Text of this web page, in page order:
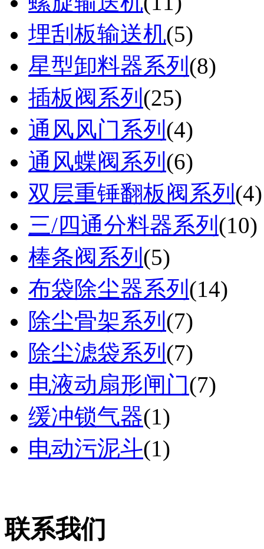
埋刮板输送机(5)
星型卸料器系列 (8)
插板阀系列 (25)
通风风门系列 (4)
通风蝶阀系列 (6)
双层重锤翻板阀系列 (4)
三/四通分料器系列 (10)
棒条阀系列 (5)
布袋除尘器系列 (14)
除尘骨架系列 (7)
除尘滤袋系列 (7)
电液动扇形闸门(7)
缓冲锁气器(1)
电动污泥斗(1)
联系我们